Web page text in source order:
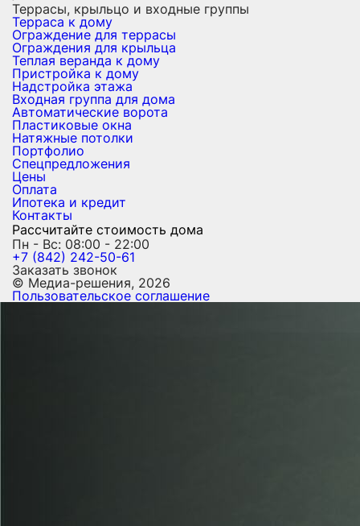
Террасы, крыльцо и входные группы
Терраса к дому
Ограждение для террасы
Ограждения для крыльца
Теплая веранда к дому
Пристройка к дому
Надстройка этажа
Входная группа для дома
Автоматические ворота
Пластиковые окна
Натяжные потолки
Портфолио
Спецпредложения
Цены
Оплата
Ипотека и кредит
Контакты
Рассчитайте стоимость дома
Пн - Вс: 08:00 - 22:00
+7 (842) 242-50-61
Заказать звонок
© Медиа-решения, 2026
Пользовательское соглашение